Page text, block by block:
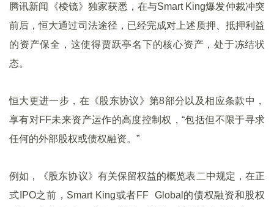
腾讯新闻《棱镜》独家获悉，在与Smart King爆发仲裁冲突
前后，恒大通过司法途径，已经完成对上述质押、抵押利益
的资产保全，这使得贾跃亭名下的核心资产，处于冻结状
态。
恒大更进一步，在《股东协议》第8部分以及相应条款中，
享有对FF未来资产运作的高度控制权，“包括但不限于寻求
任何的外部股权或债权融资。”
例如，《股东协议》有关保留权益的概览表二中规定，在正
式IPO之前，Smart King或者FF Global的债权融资和股权